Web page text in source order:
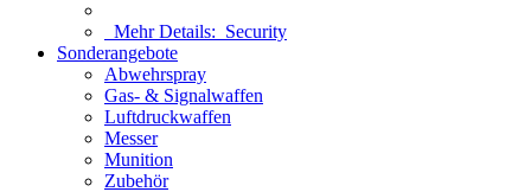
Mehr Details: Security
Sonderangebote
Abwehrspray
Gas- & Signalwaffen
Luftdruckwaffen
Messer
Munition
Zubehör